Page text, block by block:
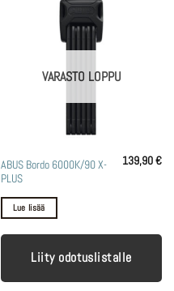
VARASTO LOPPU
ABUS Bordo 6000K/90 X-
PLUS
139,90€
Lue lisää
Liity odotuslistalle